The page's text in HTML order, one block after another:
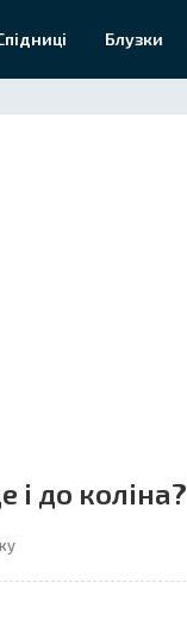
Блузки
до коліна?